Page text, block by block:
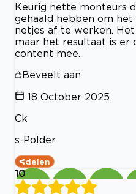
Keurig nette monteurs
gehaald hebben om
netjes af te werken.
maar het resultaat is er
content mee.
Beveelt aan
18 October 2025
Ck
s-Polder
delen
10